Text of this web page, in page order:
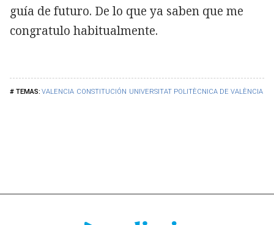
VALENCIA CONSTITUCIÓN UNIVERSITAT POLITÈCNICA DE VALÈNCIA
guía de futuro. De lo que ya saben que me
congratulo habitualmente.